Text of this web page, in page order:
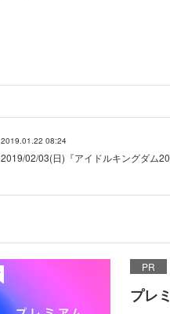
2019.01.22 08:24
2019/02/03(日)『アイドルキングダム
PR
プレ